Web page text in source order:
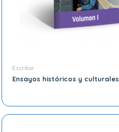
Escritor
Ensayos históricos y culturales